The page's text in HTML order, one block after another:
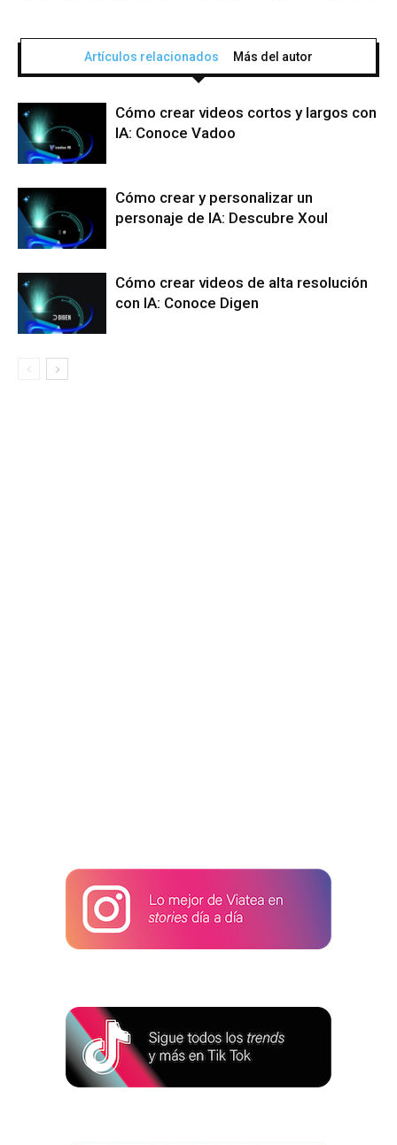
Artículos relacionados Más del autor
Cómo crear videos cortos y largos con
IA: Conoce Vadoo
Cómo crear y personalizar un
personaje de IA: Descubre Xoul
Cómo crear videos de alta resolución
con IA: Conoce Digen